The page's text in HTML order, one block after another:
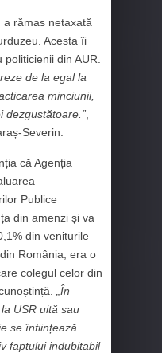
a rămas netaxată
Acesta îi
din AUR.
de la egal la
minciunii,
dezgustătoare.”
Severin.
că Agenția
Publice
din amenzi și va
din veniturile
România, era o
colegul celor din
„În
USR uită sau
se înființează
faptului indubitabil